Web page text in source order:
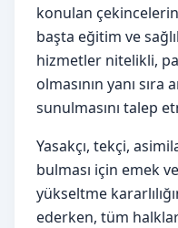
konulan çekincelerin
başta eğitim ve
hizmetler nitelikli,
olmasının yanı sıra
sunulmasını talep
Yasakçı, tekçi,
bulması için emek
yükseltme
ederken, tüm